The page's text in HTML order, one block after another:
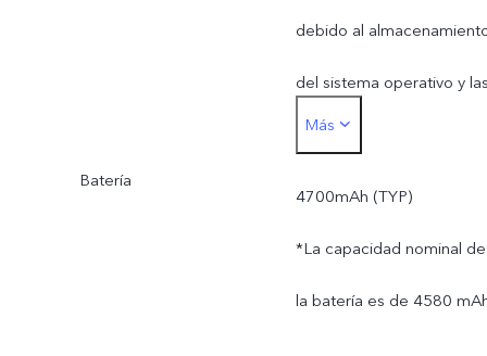
debido al
del sistema operativo y
aplicaciones
Más
Batería
4700mAh (TYP)
*La capacidad nominal de
la batería es de 4580